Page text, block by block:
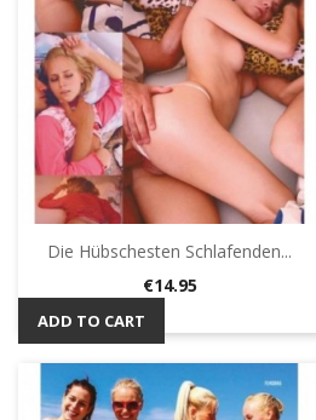
Die Hübschesten Schlafenden...
Price
€14.95
ADD TO CART